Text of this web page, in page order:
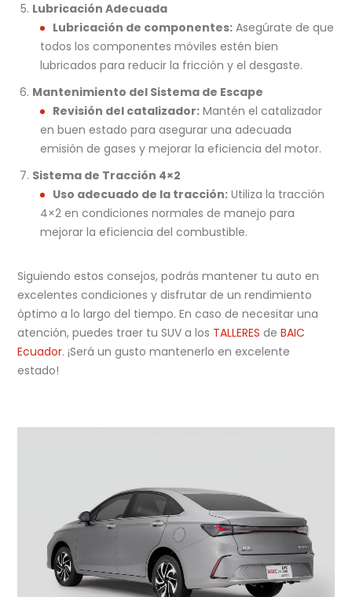
Lubricación Adecuada
Lubricación de componentes:Asegúrate de que
todos los componentes móviles estén bien
lubricados para reducir la fricción y el desgaste.
Mantenimiento del Sistema de Escape
Revisión del catalizador:Mantén el catalizador
en buen estado para asegurar una adecuada
emisión de gases y mejorar la eficiencia del motor.
Sistema de Tracción 4×2
Uso adecuado de la tracción:Utiliza la tracción
4×2 en condiciones normales de manejo para
mejorar la eficiencia del combustible.
Siguiendo estos consejos, podrás mantener tu auto en
excelentes condiciones y disfrutar de un rendimiento
óptimo a lo largo del tiempo. En caso de necesitar una
atención, puedes traer tu SUV a los TALLERES deBAIC
Ecuador. ¡Será un gusto mantenerlo en excelente
estado!